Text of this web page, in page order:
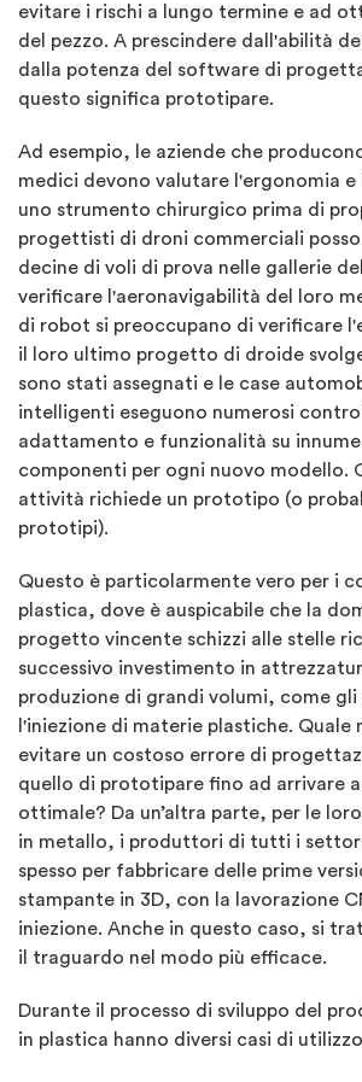
evitare i rischi a lungo termine e ad
del pezzo. A prescindere dall'abilità
dalla potenza del software di
questo significa prototipare.
Ad esempio, le aziende che
medici devono valutare l'ergonomia
uno strumento chirurgico prima di
progettisti di droni commerciali
decine di voli di prova nelle gallerie
verificare l'aeronavigabilità del loro
di robot si preoccupano di verificare
il loro ultimo progetto di droide
sono stati assegnati e le case
intelligenti eseguono numerosi
adattamento e funzionalità su
componenti per ogni nuovo modello.
attività richiede un prototipo (o
prototipi).
Questo è particolarmente vero per i
plastica, dove è auspicabile che la
progetto vincente schizzi alle stelle
successivo investimento in
produzione di grandi volumi, come gli
l'iniezione di materie plastiche. Quale
evitare un costoso errore di
quello di prototipare fino ad arrivare
ottimale? Da un’altra parte, per le
in metallo, i produttori di tutti i
spesso per fabbricare delle prime
stampante in 3D, con la lavorazione
iniezione. Anche in questo caso, si
il traguardo nel modo più efficace.
Durante il processo di sviluppo del
in plastica hanno diversi casi di